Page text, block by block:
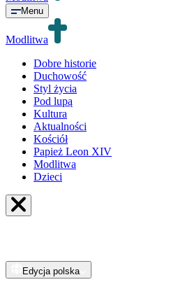
Menu
Modlitwa
Dobre historie
Duchowość
Styl życia
Pod lupą
Kultura
Aktualności
Kościół
Papież Leon XIV
Modlitwa
Dzieci
Edycja polska